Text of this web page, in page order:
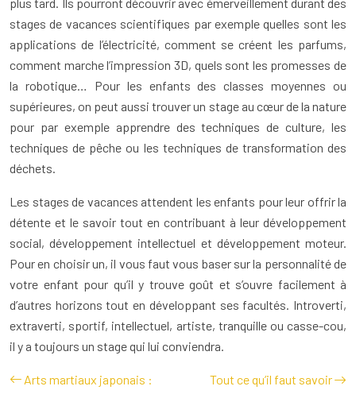
stages de vacances scientifiques par exemple quelles sont les
applications de l’électricité, comment se créent les parfums,
comment marche l’impression 3D, quels sont les promesses de
la robotique… Pour les enfants des classes moyennes ou
supérieures, on peut aussi trouver un stage au cœur de la nature
pour par exemple apprendre des techniques de culture, les
techniques de pêche ou les techniques de transformation des
déchets.
Les stages de vacances attendent les enfants pour leur offrir la
détente et le savoir tout en contribuant à leur développement
social, développement intellectuel et développement moteur.
Pour en choisir un, il vous faut vous baser sur la personnalité de
votre enfant pour qu’il y trouve goût et s’ouvre facilement à
d’autres horizons tout en développant ses facultés. Introverti,
extraverti, sportif, intellectuel, artiste, tranquille ou casse-cou,
il y a toujours un stage qui lui conviendra.
Arts martiaux japonais :
Tout ce qu’il faut savoir